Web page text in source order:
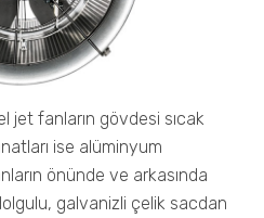
jet fanların gövdesi sıcak
ise alüminyum
önünde ve arkasında
galvanizli çelik sacdan